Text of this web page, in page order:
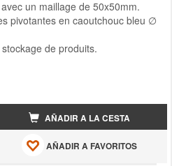
un maillage de 50x50mm.
pivotantes en caoutchouc bleu ∅
de produits.
AÑADIR A LA CESTA
AÑADIR A FAVORITOS